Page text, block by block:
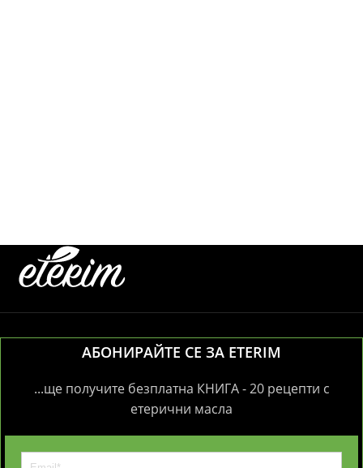
АБОНИРАЙТЕ СЕ ЗА ETERIM
...ще получите безплатна КНИГА - 20 рецепти с
етерични масла